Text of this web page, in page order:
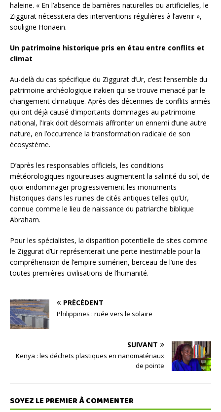
haleine. « En l’absence de barrières naturelles ou artificielles, le
Ziggurat nécessitera des interventions régulières à l’avenir »,
souligne Honaein.
Un patrimoine historique pris en étau entre conflits et
climat
Au-delà du cas spécifique du Ziggurat d’Ur, c’est l’ensemble du
patrimoine archéologique irakien qui se trouve menacé par le
changement climatique. Après des décennies de conflits armés
qui ont déjà causé d’importants dommages au patrimoine
national, l’Irak doit désormais affronter un ennemi d’une autre
nature, en l’occurrence la transformation radicale de son
écosystème.
D’après les responsables officiels, les conditions
météorologiques rigoureuses augmentent la salinité du sol, de
quoi endommager progressivement les monuments
historiques dans les ruines de cités antiques telles qu’Ur,
connue comme le lieu de naissance du patriarche biblique
Abraham.
Pour les spécialistes, la disparition potentielle de sites comme
le Ziggurat d’Ur représenterait une perte inestimable pour la
compréhension de l’empire sumérien, berceau de l’une des
toutes premières civilisations de l’humanité.
PRÉCÉDENT
Philippines : ruée vers le solaire
SUIVANT
Kenya : les déchets plastiques en nanomatériaux
de pointe
SOYEZ LE PREMIER À COMMENTER